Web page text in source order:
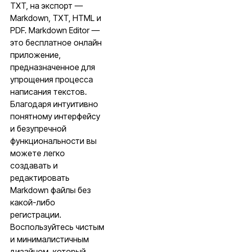
TXT, на экспорт —
Markdown, TXT, HTML и
PDF. Markdown Editor —
это бесплатное онлайн
приложение,
предназначенное для
упрощения процесса
написания текстов.
Благодаря интуитивно
понятному интерфейсу
и безупречной
функциональности вы
можете легко
создавать и
редактировать
Markdown файлы без
какой-либо
регистрации.
Воспользуйтесь чистым
и минималистичным